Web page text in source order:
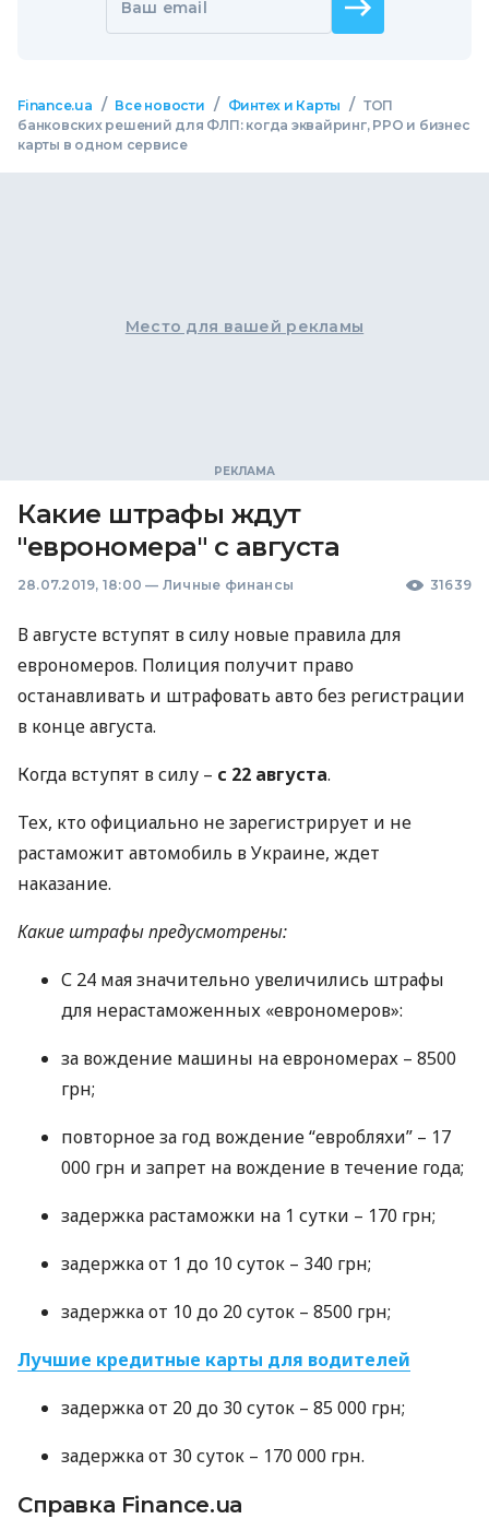
Ваш email
Finance.ua / Все новости / Финтех и Карты / ТОП
банковских решений для ФЛП: когда эквайринг, РРО и бизнес
карты в одном сервисе
Место для вашей рекламы
Какие штрафы ждут
"еврономера" с августа
28.07.2019, 18:00 — Личные финансы 31639
В августе вступят в силу новые правила для
еврономеров. Полиция получит право
останавливать и штрафовать авто без регистрации
в конце августа.
Когда вступят в силу – с 22 августа.
Тех, кто официально не зарегистрирует и не
растаможит автомобиль в Украине, ждет
наказание.
Какие штрафы предусмотрены:
С 24 мая значительно увеличились штрафы
для нерастаможенных «еврономеров»:
за вождение машины на еврономерах – 8500
грн;
повторное за год вождение “евробляхи” – 17
000 грн и запрет на вождение в течение года;
задержка растаможки на 1 сутки – 170 грн;
задержка от 1 до 10 суток – 340 грн;
задержка от 10 до 20 суток – 8500 грн;
Лучшие кредитные карты для водителей
задержка от 20 до 30 суток – 85 000 грн;
задержка от 30 суток – 170 000 грн.
Справка Finance.ua